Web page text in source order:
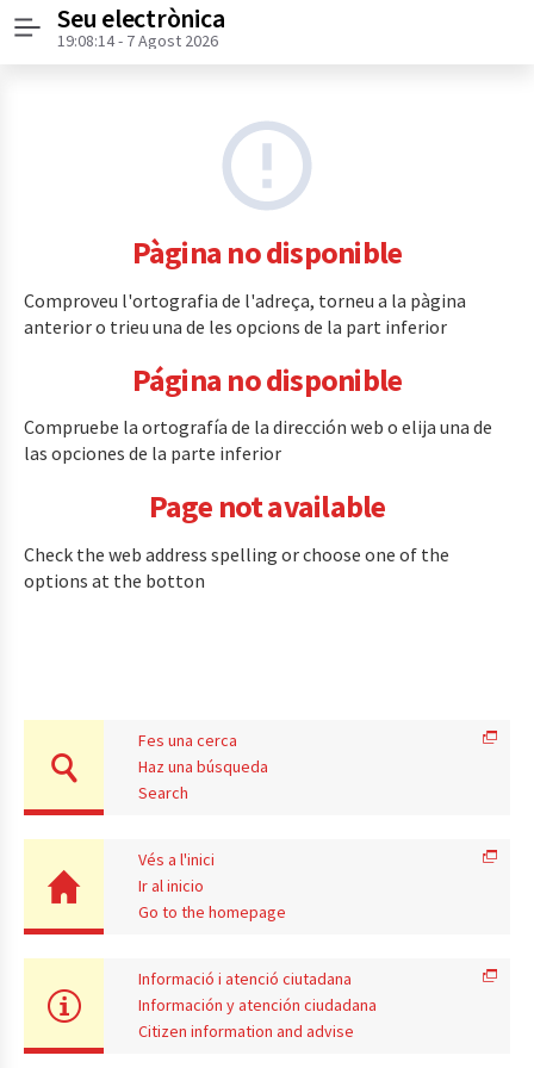
Menú
Seu electrònica
19:08:14- 7 Agost 2026
Pàgina no disponible
Comproveu l'ortografia de l'adreça, torneu a la pàgina
anterior o trieu una de les opcions de la part inferior
Página no disponible
Compruebe la ortografía de la dirección web o elija una de
las opciones de la parte inferior
Page not available
Check the web address spelling or choose one of the
options at the botton
Fes una cerca
Haz una búsqueda
Search
Vés a l'inici
Ir al inicio
Go to the homepage
Informació i atenció ciutadana
Información y atención ciudadana
Citizen information and advise